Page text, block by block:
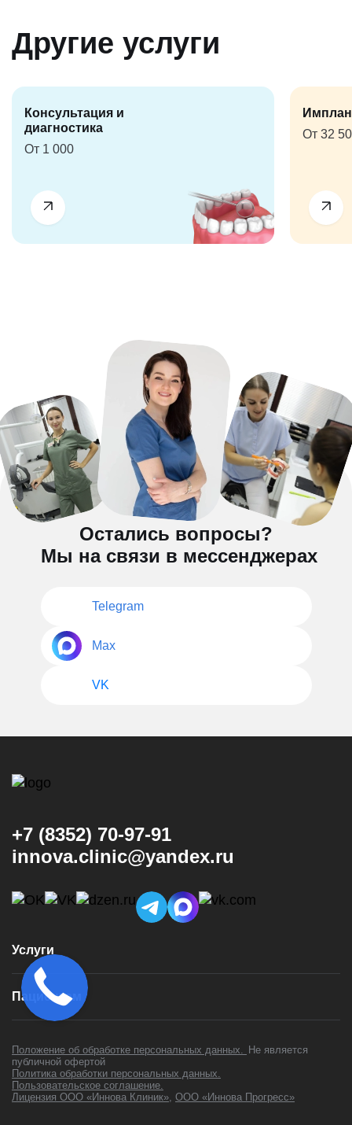
Другие услуги
Консультация и
диагностика
От 1 000
От 32
Остались вопросы?
Мы на связи в мессенджерах
Telegram
Max
VK
+7 (8352) 70-97-91
innova.clinic@yandex.ru
Услуги
Консультация и диагностика
Имплантация
Коронки
Установка брекетов
Установка элайнеров
Лечение зубов
Пациентам
Цены
Контакты
Акции
Положение об обработке персональных данных. Не является
публичной офертой
Политика обработки персональных данных.
Пользовательское соглашение.
Лицензия ООО «Иннова Клиник», ООО «Иннова Прогресс»